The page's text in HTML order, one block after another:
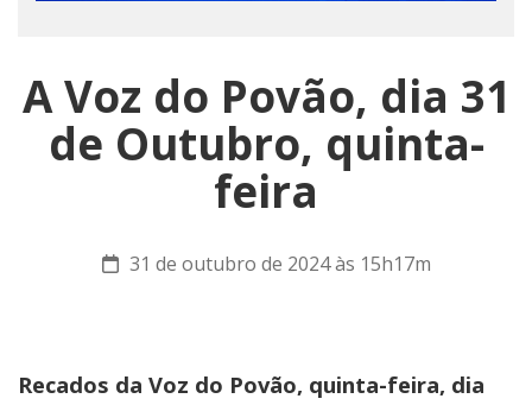
A Voz do Povão, dia 31
de Outubro, quinta-
feira
31 de outubro de 2024 às 15h17m
Recados da Voz do Povão, quinta-feira, dia